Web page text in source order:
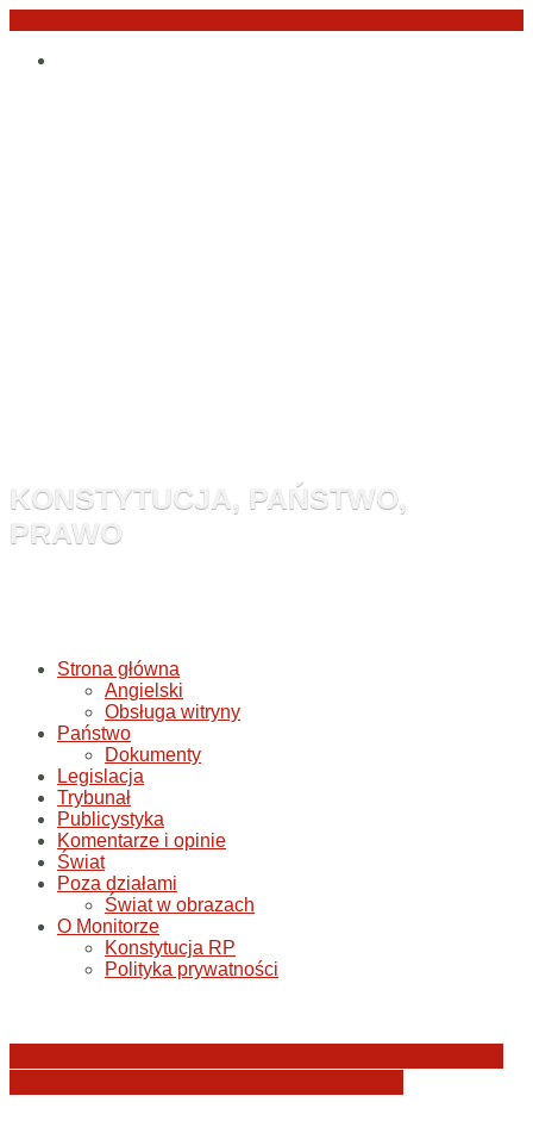
Przejdź
KONSTYTUCJA, PAŃSTWO,
PRAWO
Strona główna
Angielski
Obsługa witryny
Państwo
Dokumenty
Legislacja
Trybunał
Publicystyka
Komentarze i opinie
Świat
Poza działami
Świat w obrazach
O Monitorze
Konstytucja RP
Polityka prywatności